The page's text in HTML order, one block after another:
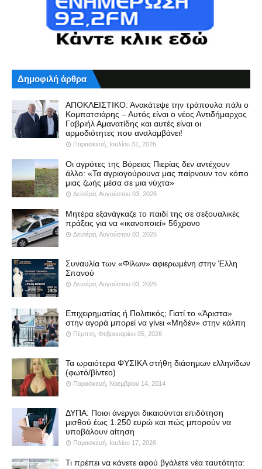
Δημοφιλή άρθρα
ΑΠΟΚΛΕΙΣΤΙΚΟ: Ανακάτεψε την τράπουλα πάλι ο
Κομπατσιάρης – Αυτός είναι ο νέος Αντιδήμαρχος
Γαβριήλ Αμανατίδης και αυτές είναι οι
αρμοδιότητες που αναλαμβάνει!
Παρασκευή, Ιουλίου 31, 2026
Οι αγρότες της Βόρειας Πιερίας δεν αντέχουν
άλλο: «Τα αγριογούρουνα μας παίρνουν τον κόπο
μιας ζωής μέσα σε μια νύχτα»
Δευτέρα, Αυγούστου 03, 2026
Μητέρα εξανάγκαζε το παιδί της σε σεξουαλικές
πράξεις για να «ικανοποιεί» 56χρονο
Δευτέρα, Αυγούστου 03, 2026
Συναυλία των «Φίλων» αφιερωμένη στην Έλλη
Σπανού
Δευτέρα, Αυγούστου 03, 2026
Επιχειρηματίας ή Πολιτικός; Γιατί το «Άριστα»
στην αγορά μπορεί να γίνει «Μηδέν» στην κάλπη
Πέμπτη, Φεβρουαρίου 05, 2026
Τα ωραιότερα ΦΥΣΙΚΑ στήθη διάσημων ελληνίδων
(φωτό/βίντεο)
Παρασκευή, Νοεμβρίου 14, 2014
ΔΥΠΑ: Ποιοι άνεργοι δικαιούνται επιδότηση
μισθού έως 1.250 ευρώ και πώς μπορούν να
υποβάλουν αίτηση
Παρασκευή, Ιουλίου 17, 2026
Τι πρέπει να κάνετε αφού βγάλετε νέα ταυτότητα: